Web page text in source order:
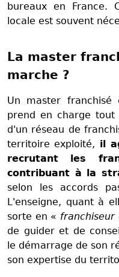
bureaux en France.
locale est souvent
La master
marche ?
Un master
prend en charge
d'un réseau de
territoire exploité, il
recrutant les
contribuant à la
selon les accords
L'enseigne, quant à
sorte en « franchiseur
de guider et de
le démarrage de son
son expertise du